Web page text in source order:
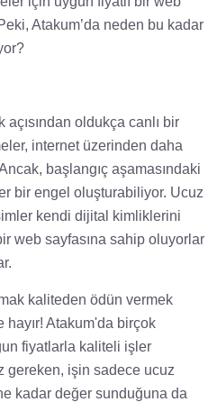
Atakum’da neden bu kadar
oldukça canlı bir
internet üzerinden daha
başlangıç aşamasındaki
bir engel oluşturabiliyor. Ucuz
kendi dijital kimliklerini
web sayfasına sahip oluyorlar
kaliteden ödün vermek
hayır! Atakum'da birçok
fiyatlarla kaliteli işler
gereken, işin sadece ucuz
kadar değer sunduğuna da